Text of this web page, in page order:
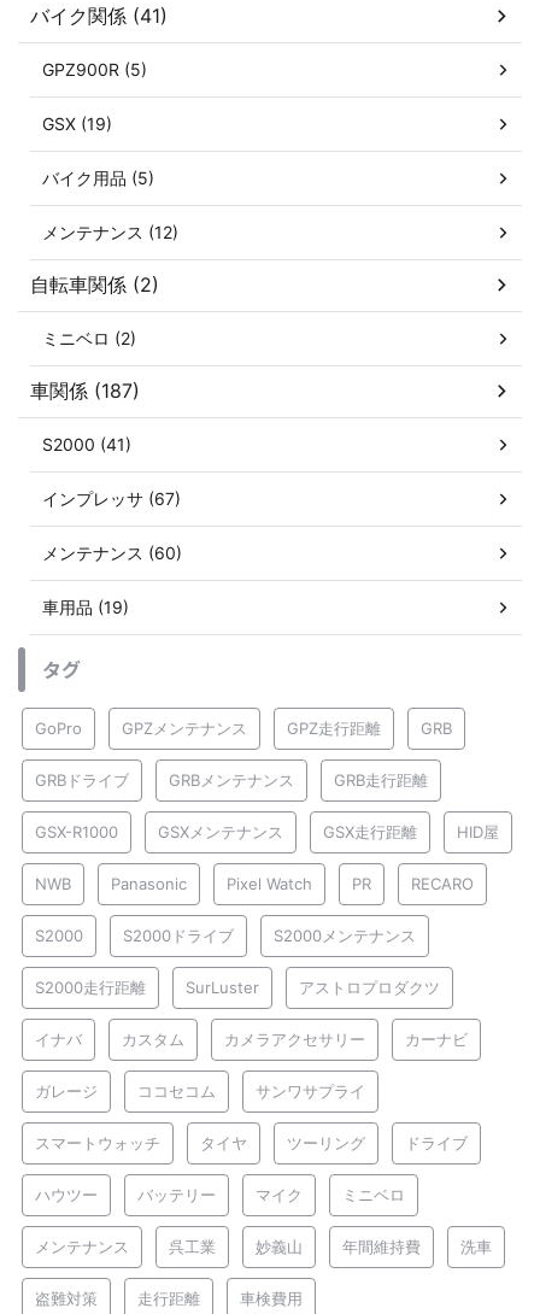
バイク関係 (41)
GPZ900R (5)
GSX (19)
バイク用品 (5)
メンテナンス (12)
自転車関係 (2)
ミニベロ (2)
車関係 (187)
S2000 (41)
インプレッサ (67)
メンテナンス (60)
車用品 (19)
タグ
GoPro GPZメンテナンス GPZ走行距離 GRB
GRBドライブ GRBメンテナンス GRB走行距離
GSX-R1000 GSXメンテナンス GSX走行距離 HID屋
NWB Panasonic Pixel Watch PR RECARO
S2000 S2000ドライブ S2000メンテナンス
S2000走行距離 SurLuster アストロプロダクツ
イナバ カスタム カメラアクセサリー カーナビ
ガレージ ココセコム サンワサプライ
スマートウォッチ タイヤ ツーリング ドライブ
ハウツー バッテリー マイク ミニベロ
メンテナンス 呉工業 妙義山 年間維持費 洗車
盗難対策 走行距離 車検費用